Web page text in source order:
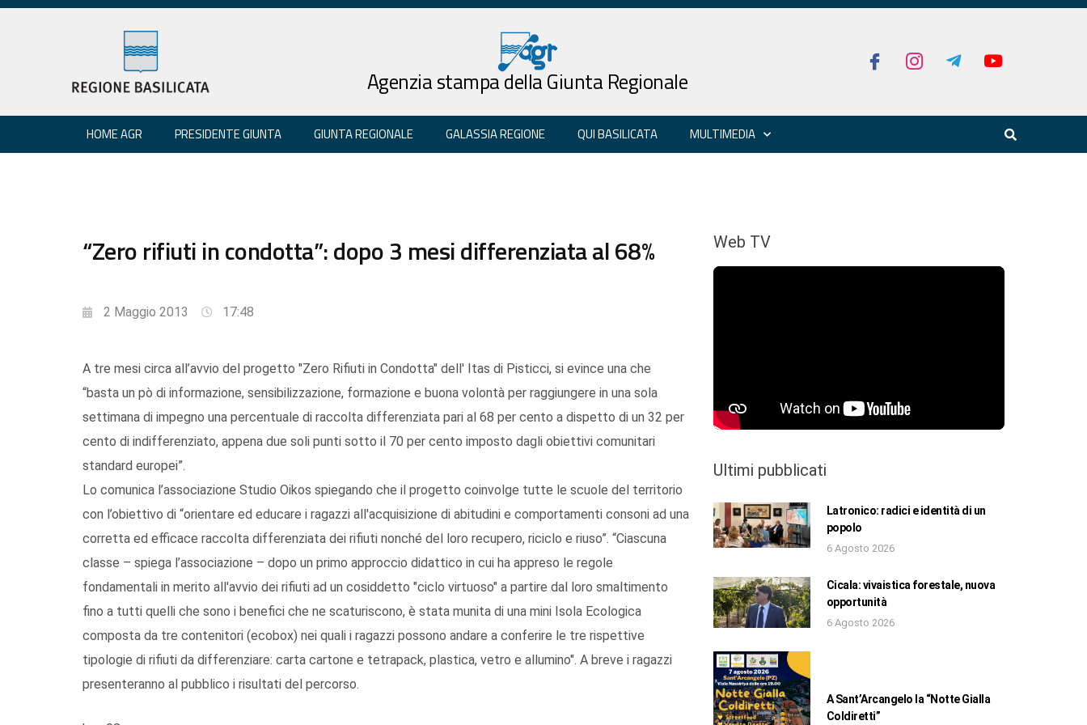
Agenzia stampa della Giunta Regionale
HOME AGR PRESIDENTE GIUNTA GIUNTA REGIONALE GALASSIA REGIONE QUI BASILICATA MULTIMEDIA
“Zero rifiuti in condotta”: dopo 3 mesi differenziata al 68%
2 Maggio 2013 17:48
A tre mesi circa all’avvio del progetto "Zero Rifiuti in Condotta" dell' Itas di Pisticci, si evince una che
“basta un pò di informazione, sensibilizzazione, formazione e buona volontà per raggiungere in una sola
settimana di impegno una percentuale di raccolta differenziata pari al 68 per cento a dispetto di un 32 per
cento di indifferenziato, appena due soli punti sotto il 70 per cento imposto dagli obiettivi comunitari
standard europei”.
Lo comunica l’associazione Studio Oikos spiegando che il progetto coinvolge tutte le scuole del territorio
con l’obiettivo di “orientare ed educare i ragazzi all'acquisizione di abitudini e comportamenti consoni ad una
corretta ed efficace raccolta differenziata dei rifiuti nonché del loro recupero, riciclo e riuso”. “Ciascuna
classe – spiega l’associazione – dopo un primo approccio didattico in cui ha appreso le regole
fondamentali in merito all'avvio dei rifiuti ad un cosiddetto "ciclo virtuoso" a partire dal loro smaltimento
fino a tutti quelli che sono i benefici che ne scaturiscono, è stata munita di una mini Isola Ecologica
composta da tre contenitori (ecobox) nei quali i ragazzi possono andare a conferire le tre rispettive
tipologie di rifiuti da differenziare: carta cartone e tetrapack, plastica, vetro e allumino". A breve i ragazzi
presenteranno al pubblico i risultati del percorso.
Web TV
Ultimi pubblicati
Latronico: radici e identità di un
popolo
6 Agosto 2026
Cicala: vivaistica forestale, nuova
opportunità
6 Agosto 2026
A Sant’Arcangelo la “Notte Gialla
Coldiretti”